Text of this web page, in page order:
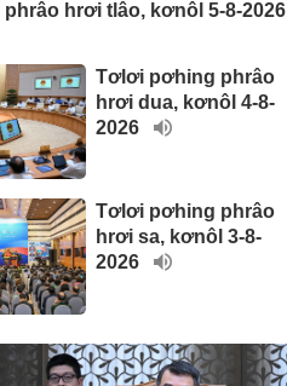
hrơi tlâo, kơnôl 5-8-2026
Tơlơi pơhing phrâo
hrơi dua, kơnôl 4-8-
2026
Tơlơi pơhing phrâo
hrơi sa, kơnôl 3-8-
2026